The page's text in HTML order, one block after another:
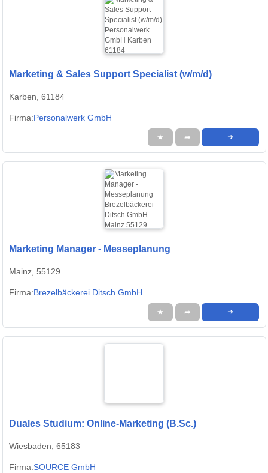
Marketing & Sales Support Specialist (w/m/d)
Karben, 61184
Firma:Personalwerk GmbH
★ ➦ ➜
Marketing Manager - Messeplanung
Mainz, 55129
Firma:Brezelbäckerei Ditsch GmbH
★ ➦ ➜
Duales Studium: Online-Marketing (B.Sc.)
Wiesbaden, 65183
Firma:SOURCE GmbH